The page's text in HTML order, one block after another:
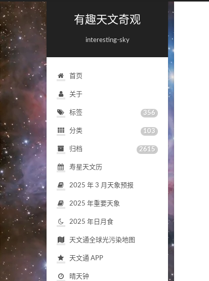
有趣天文奇观
interesting-sky
首页
关于
标签 356
分类 103
归档 2615
寿星天文历
2025 年 3 月天象预报
2025 年重要天象
2025 年日月食
天文通全球光污染地图
天文通 APP
晴天钟